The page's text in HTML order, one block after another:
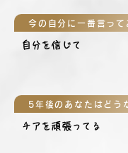
今の自分に一番言って
自分を信じて
5年後のあなたはどう
チアを頑張ってる